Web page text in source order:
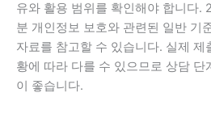
유와 활용 범위를 확인해야 합니다.
분 개인정보 보호와 관련된 일반 기
자료를 참고할 수 있습니다. 실제
황에 따라 다를 수 있으므로 상담 단
이 좋습니다.